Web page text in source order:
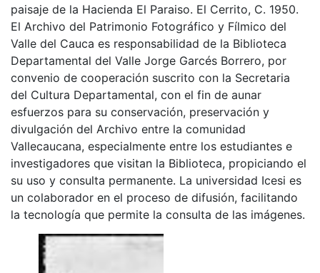
paisaje de la Hacienda El Paraiso. El Cerrito, C. 1950.
El Archivo del Patrimonio Fotográfico y Fílmico del
Valle del Cauca es responsabilidad de la Biblioteca
Departamental del Valle Jorge Garcés Borrero, por
convenio de cooperación suscrito con la Secretaria
del Cultura Departamental, con el fin de aunar
esfuerzos para su conservación, preservación y
divulgación del Archivo entre la comunidad
Vallecaucana, especialmente entre los estudiantes e
investigadores que visitan la Biblioteca, propiciando el
su uso y consulta permanente. La universidad Icesi es
un colaborador en el proceso de difusión, facilitando
la tecnología que permite la consulta de las imágenes.